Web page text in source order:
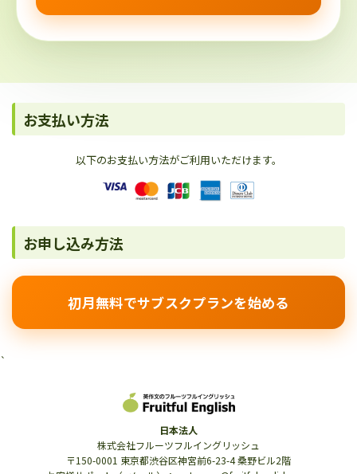
お支払い方法
以下のお支払い方法がご利用いただけます。
お申し込み方法
初月無料でサブスクプランを始める
`
日本法人
株式会社フルーツフルイングリッシュ
〒150-0001 東京都渋谷区神宮前6-23-4 桑野ビル2階